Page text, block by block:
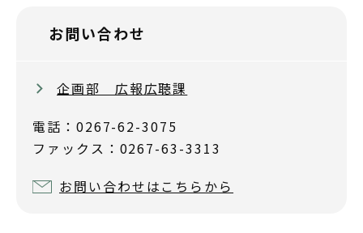
お問い合わせ
企画部 広報広聴課
電話：0267-62-3075
ファックス：0267-63-3313
お問い合わせはこちらから